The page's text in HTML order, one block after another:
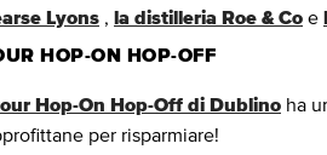
Lyons , la distilleria Roe & Co e
HOP-ON HOP-OFF
Hop-On Hop-Off di Dublino ha
per risparmiare!